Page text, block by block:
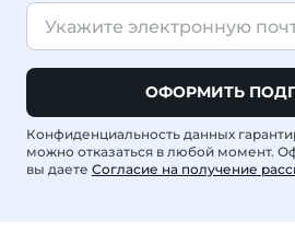
ОФОРМИТЬ
Конфиденциальность данных
можно отказаться в любой момент.
вы даете Согласие на получение